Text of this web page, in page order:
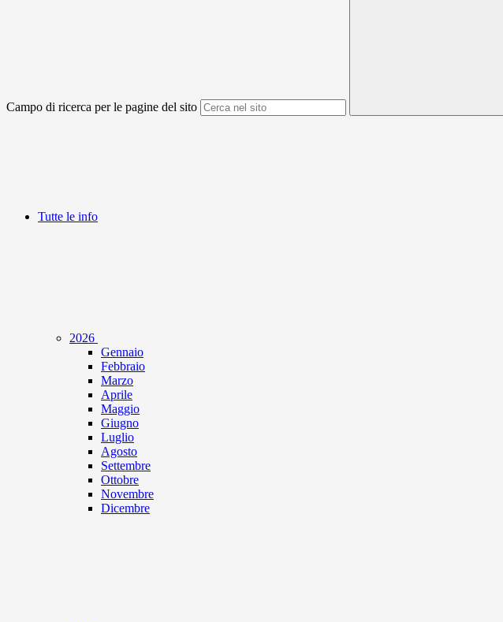
Campo di ricerca per le pagine del sito
Tutte le info
2026
Gennaio
Febbraio
Marzo
Aprile
Maggio
Giugno
Luglio
Agosto
Settembre
Ottobre
Novembre
Dicembre